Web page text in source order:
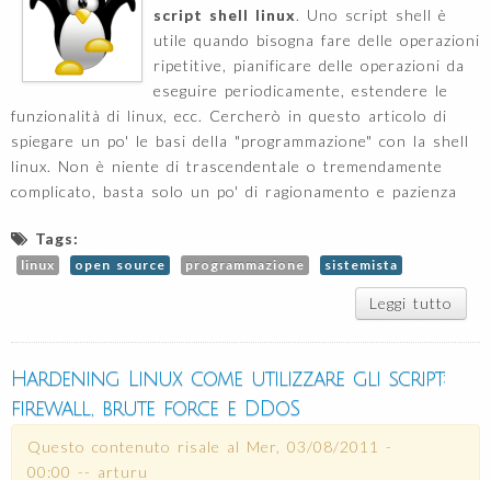
script shell linux. Uno script shell è
utile quando bisogna fare delle operazioni
ripetitive, pianificare delle operazioni da
eseguire periodicamente, estendere le
funzionalità di linux, ecc. Cercherò in questo articolo di
spiegare un po' le basi della "programmazione" con la shell
linux. Non è niente di trascendentale o tremendamente
complicato, basta solo un po' di ragionamento e pazienza
Tags:
linux open source programmazione sistemista
Leggi tutto
Hardening Linux come utilizzare gli script:
firewall, brute force e DDoS
Questo contenuto risale al Mer, 03/08/2011 -
00:00 -- arturu